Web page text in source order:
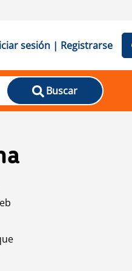
sesión | Registrarse
Buscar